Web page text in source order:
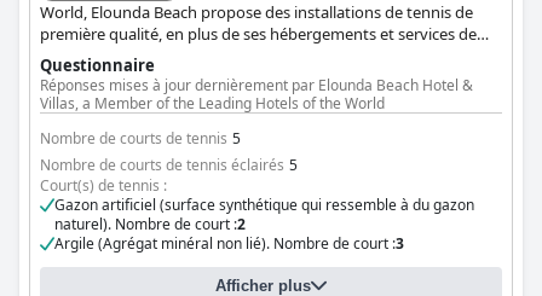
World, Elounda Beach propose des installations de tennis de
première qualité, en plus de ses hébergements et services de
luxe. La réputation de l'hôtel garantit une expérience haut de
gamme.
Questionnaire
Réponses mises à jour dernièrement par Elounda Beach Hotel &
Villas, a Member of the Leading Hotels of the World
Nombre de courts de tennis 5
Nombre de courts de tennis éclairés 5
Court(s) de tennis :
Gazon artificiel (surface synthétique qui ressemble à du gazon
naturel). Nombre de court :2
Argile (Agrégat minéral non lié). Nombre de court :3
Afficher plus